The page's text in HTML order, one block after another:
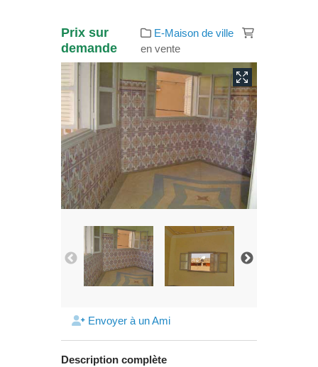
Prix sur
demande
E-Maison de ville
en vente
Envoyer à un Ami
Description complète